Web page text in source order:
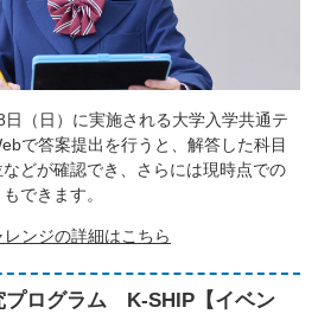
（日）に実施される大学入学共通テ
で答案提出を行うと、解答した科目
どが確認でき、さらには現時点での
できます。
ンジの詳細はこちら
ログラム K-SHIP【イベン